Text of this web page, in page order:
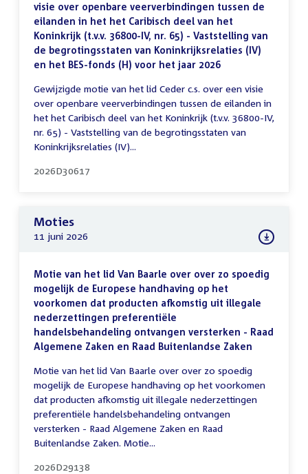
visie over openbare veerverbindingen tussen de
eilanden in het het Caribisch deel van het
Koninkrijk (t.v.v. 36800-IV, nr. 65) - Vaststelling van
de begrotingsstaten van Koninkrijksrelaties (IV)
en het BES-fonds (H) voor het jaar 2026
Gewijzigde motie van het lid Ceder c.s. over een visie
over openbare veerverbindingen tussen de eilanden in
het het Caribisch deel van het Koninkrijk (t.v.v. 36800-IV,
nr. 65) - Vaststelling van de begrotingsstaten van
Koninkrijksrelaties (IV)...
2026D30617
Moties
11 juni 2026
Motie van het lid Van Baarle over over zo spoedig
mogelijk de Europese handhaving op het
voorkomen dat producten afkomstig uit illegale
nederzettingen preferentiële
handelsbehandeling ontvangen versterken - Raad
Algemene Zaken en Raad Buitenlandse Zaken
Motie van het lid Van Baarle over over zo spoedig
mogelijk de Europese handhaving op het voorkomen
dat producten afkomstig uit illegale nederzettingen
preferentiële handelsbehandeling ontvangen
versterken - Raad Algemene Zaken en Raad
Buitenlandse Zaken. Motie...
2026D29138